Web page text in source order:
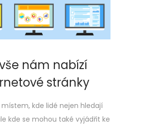
nám nabízí
stránky
kde lidé nejen hledají
kde se mohou také vyjádřit ke